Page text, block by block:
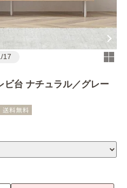
/17
台 ナチュラル／グレー